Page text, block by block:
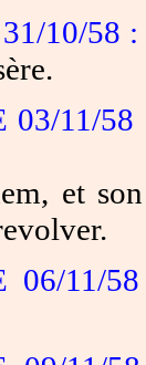
10/58 :
03/11/58
et
06/11/